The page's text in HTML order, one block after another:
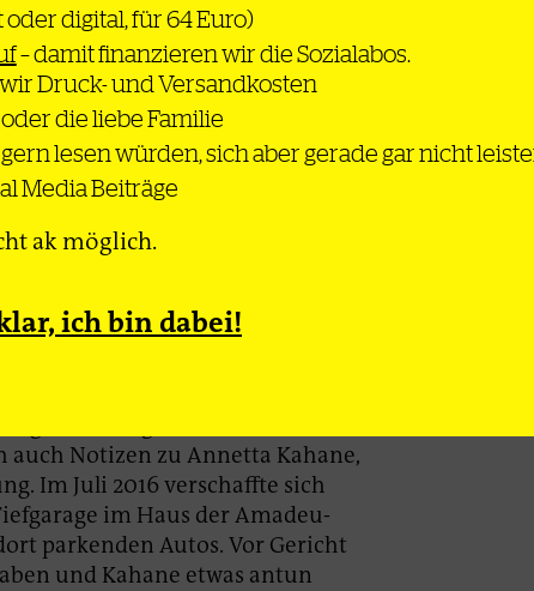
tief in die Kiste mit
juristischen Blindflug mittragen,
erklären.
selbst über die Linie der
scheint sein Geltungsbedürfnis
Geltungsbedürfnis bei Franco
Albrecht tatsächlich im Februar
in Wien schießen?
auch Notizen zu Annetta Kahane,
Im Juli 2016 verschaffte sich
im Haus der Amadeu-
parkenden Autos. Vor Gericht
und Kahane etwas antun
digital, für 64 Euro)
– damit finanzieren wir die Sozialabos.
Druck- und Versandkosten
die liebe Familie
gern lesen würden, sich aber gerade gar nicht
Media Beiträge
ak möglich.
ich bin dabei!